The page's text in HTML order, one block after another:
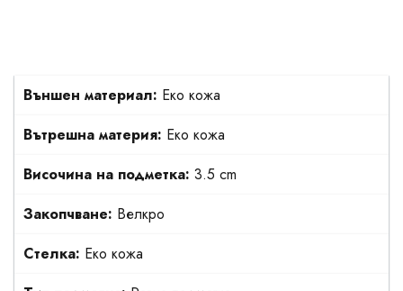
Външен материал: Еко кожа
Вътрешна материя: Еко кожа
Височина на подметка: 3.5 cm
Закопчване: Велкро
Стелка: Еко кожа